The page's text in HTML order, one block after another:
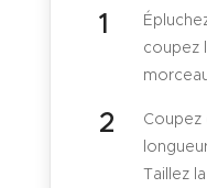
coupez
Coupez
Taillez